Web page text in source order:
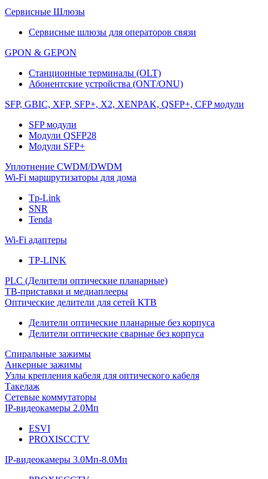
Сервисные Шлюзы
Сервисные шлюзы для операторов связи
GPON & GEPON
Станционные терминалы (OLT)
Абонентские устройства (ONT/ONU)
SFP, GBIC, XFP, SFP+, X2, XENPAK, QSFP+, CFP модули
SFP модули
Модули QSFP28
Модули SFP+
Уплотнение CWDM/DWDM
Wi-Fi маршрутизаторы для дома
Tp-Link
SNR
Tenda
Wi-Fi адаптеры
TP-LINK
PLC (Делители оптические планарные)
ТВ-приставки и медиаплееры
Оптические делители для сетей КТВ
Делители оптические планарные без корпуса
Делители оптические сварные без корпуса
Спиральные зажимы
Анкерные зажимы
Узлы крепления кабеля для оптического кабеля
Такелаж
Сетевые коммутаторы
IP-видеокамеры 2.0Мп
ESVI
PROXISCCTV
IP-видеокамеры 3.0Мп-8.0Мп